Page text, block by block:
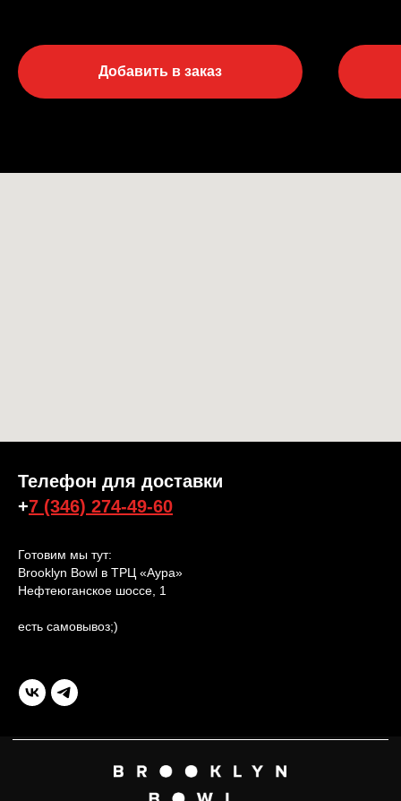
Добавить в заказ
Телефон для доставки
+7 (346) 274-49-60
Готовим мы тут:
Brooklyn Bowl в ТРЦ «Аура»
Нефтеюганское шоссе, 1
есть самовывоз;)